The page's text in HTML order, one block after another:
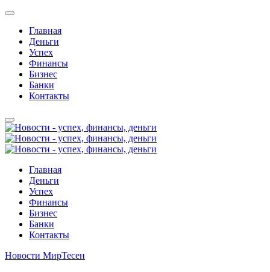
Главная
Деньги
Успех
Финансы
Бизнес
Банки
Контакты
Главная
Деньги
Успех
Финансы
Бизнес
Банки
Контакты
Новости МирТесен